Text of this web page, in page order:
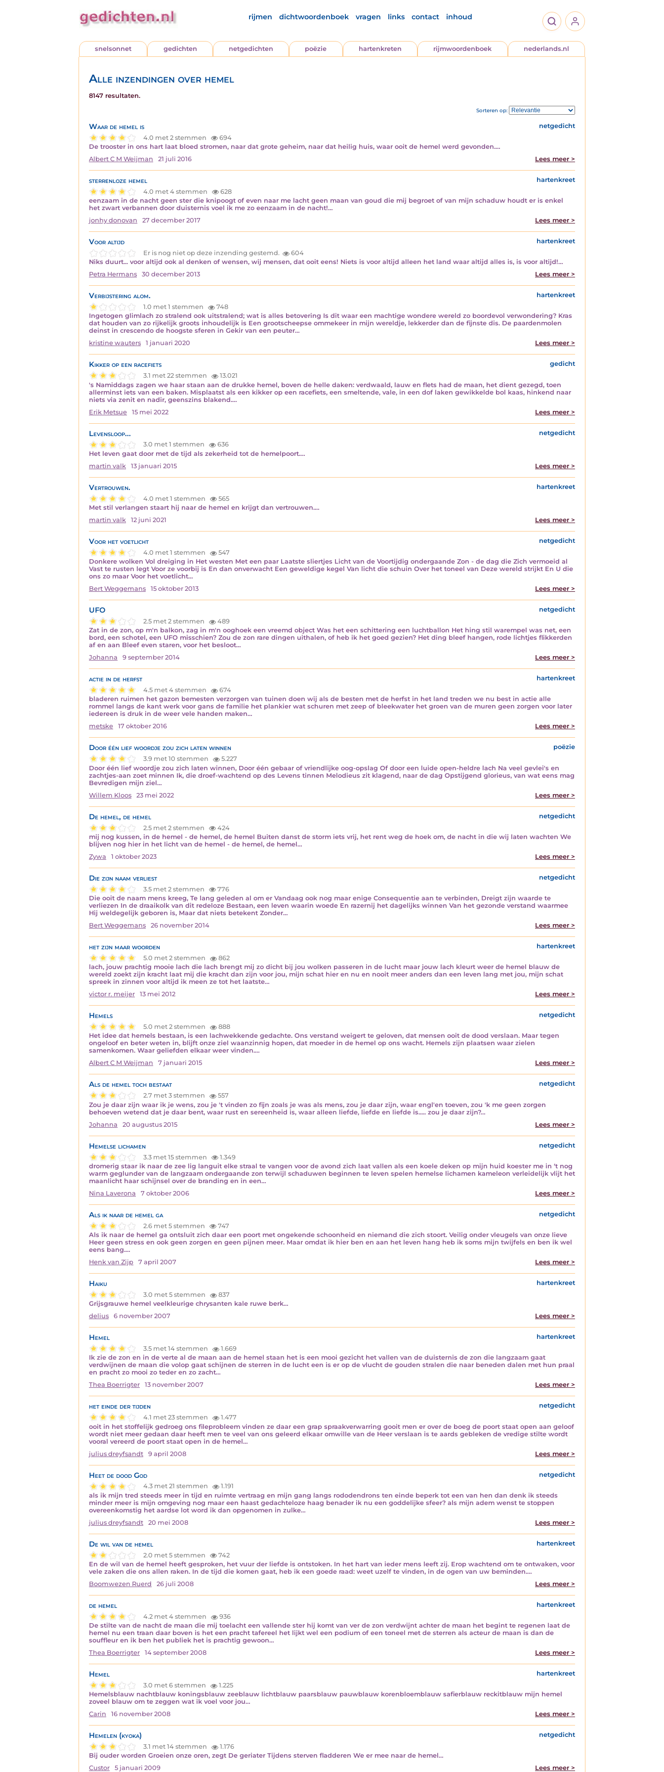
rijmen dichtwoordenboek vragen links contact inhoud
snelsonnet gedichten netgedichten poëzie hartenkreten rijmwoordenboek nederlands.nl
Alle inzendingen over hemel
8147 resultaten.
Sorteren op:
Waar de hemel is
netgedicht
4.0 met 2 stemmen
694
De trooster in ons hart laat bloed stromen, naar dat grote geheim, naar dat heilig huis, waar ooit de hemel werd gevonden.…
Albert C M Weijman
21 juli 2016 Lees meer >
sterrenloze hemel
hartenkreet
4.0 met 4 stemmen
628
eenzaam in de nacht geen ster die knipoogt of even naar me lacht geen maan van goud die mij begroet of van mijn schaduw houdt er is enkel
het zwart verbannen door duisternis voel ik me zo eenzaam in de nacht!…
jonhy donovan
27 december 2017 Lees meer >
Voor altijd
hartenkreet
Er is nog niet op deze inzending gestemd.
604
Niks duurt... voor altijd ook al denken of wensen, wij mensen, dat ooit eens! Niets is voor altijd alleen het land waar altijd alles is, is voor altijd!…
Petra Hermans
30 december 2013 Lees meer >
Verbijstering alom.
hartenkreet
1.0 met 1 stemmen
748
Ingetogen glimlach zo stralend ook uitstralend; wat is alles betovering Is dit waar een machtige wondere wereld zo boordevol verwondering? Kras
dat houden van zo rijkelijk groots inhoudelijk is Een grootscheepse ommekeer in mijn wereldje, lekkerder dan de fijnste dis. De paardenmolen
deinst in crescendo de hoogste sferen in Gekir van een peuter…
kristine wauters
1 januari 2020 Lees meer >
Kikker op een racefiets
gedicht
3.1 met 22 stemmen
13.021
's Namiddags zagen we haar staan aan de drukke hemel, boven de helle daken: verdwaald, lauw en flets had de maan, het dient gezegd, toen
allerminst iets van een baken. Misplaatst als een kikker op een racefiets, een smeltende, vale, in een dof laken gewikkelde bol kaas, hinkend naar
niets via zenit en nadir, geenszins blakend.…
Erik Metsue
15 mei 2022 Lees meer >
Levensloop...
netgedicht
3.0 met 1 stemmen
636
Het leven gaat door met de tijd als zekerheid tot de hemelpoort.…
martin valk
13 januari 2015 Lees meer >
Vertrouwen.
hartenkreet
4.0 met 1 stemmen
565
Met stil verlangen staart hij naar de hemel en krijgt dan vertrouwen.…
martin valk
12 juni 2021 Lees meer >
Voor het voetlicht
netgedicht
4.0 met 1 stemmen
547
Donkere wolken Vol dreiging in Het westen Met een paar Laatste sliertjes Licht van de Voortijdig ondergaande Zon - de dag die Zich vermoeid al
Vast te rusten legt Voor ze voorbij is En dan onverwacht Een geweldige kegel Van licht die schuin Over het toneel van Deze wereld strijkt En U die
ons zo maar Voor het voetlicht…
Bert Weggemans
15 oktober 2013 Lees meer >
UFO
netgedicht
2.5 met 2 stemmen
489
Zat in de zon, op m'n balkon, zag in m'n ooghoek een vreemd object Was het een schittering een luchtballon Het hing stil warempel was net, een
bord, een schotel, een UFO misschien? Zou de zon rare dingen uithalen, of heb ik het goed gezien? Het ding bleef hangen, rode lichtjes flikkerden
af en aan Bleef even staren, voor het besloot…
Johanna
9 september 2014 Lees meer >
actie in de herfst
hartenkreet
4.5 met 4 stemmen
674
bladeren ruimen het gazon bemesten verzorgen van tuinen doen wij als de besten met de herfst in het land treden we nu best in actie alle
rommel langs de kant werk voor gans de familie het plankier wat schuren met zeep of bleekwater het groen van de muren geen zorgen voor later
iedereen is druk in de weer vele handen maken…
metske
17 oktober 2016 Lees meer >
Door één lief woordje zou zich laten winnen
poëzie
3.9 met 10 stemmen
5.227
Door één lief woordje zou zich laten winnen, Door één gebaar of vriendlijke oog-opslag Of door een luide open-heldre lach Na veel gevlei's en
zachtjes-aan zoet minnen Ik, die droef-wachtend op des Levens tinnen Melodieus zit klagend, naar de dag Opstijgend glorieus, van wat eens mag
Bevredigen mijn ziel…
Willem Kloos
23 mei 2022 Lees meer >
De hemel, de hemel
netgedicht
2.5 met 2 stemmen
424
mij nog kussen, in de hemel - de hemel, de hemel Buiten danst de storm iets vrij, het rent weg de hoek om, de nacht in die wij laten wachten We
blijven nog hier in het licht van de hemel - de hemel, de hemel…
Zywa
1 oktober 2023 Lees meer >
Die zijn naam verliest
netgedicht
3.5 met 2 stemmen
776
Die ooit de naam mens kreeg, Te lang geleden al om er Vandaag ook nog maar enige Consequentie aan te verbinden, Dreigt zijn waarde te
verliezen In de draaikolk van dit redeloze Bestaan, een leven waarin woede En razernij het dagelijks winnen Van het gezonde verstand waarmee
Hij weldegelijk geboren is, Maar dat niets betekent Zonder…
Bert Weggemans
26 november 2014 Lees meer >
het zijn maar woorden
hartenkreet
5.0 met 2 stemmen
862
lach, jouw prachtig mooie lach die lach brengt mij zo dicht bij jou wolken passeren in de lucht maar jouw lach kleurt weer de hemel blauw de
wereld zoekt zijn kracht laat mij die kracht dan zijn voor jou, mijn schat hier en nu en nooit meer anders dan een leven lang met jou, mijn schat
spreek in zinnen voor altijd ik meen ze tot het laatste…
victor r. meijer
13 mei 2012 Lees meer >
Hemels
netgedicht
5.0 met 2 stemmen
888
Het idee dat hemels bestaan, is een lachwekkende gedachte. Ons verstand weigert te geloven, dat mensen ooit de dood verslaan. Maar tegen
ongeloof en beter weten in, blijft onze ziel waanzinnig hopen, dat moeder in de hemel op ons wacht. Hemels zijn plaatsen waar zielen
samenkomen. Waar geliefden elkaar weer vinden.…
Albert C M Weijman
7 januari 2015 Lees meer >
Als de hemel toch bestaat
netgedicht
2.7 met 3 stemmen
557
Zou je daar zijn waar ik je wens, zou je 't vinden zo fijn zoals je was als mens, zou je daar zijn, waar engl'en toeven, zou 'k me geen zorgen
behoeven wetend dat je daar bent, waar rust en sereenheid is, waar alleen liefde, liefde en liefde is..... zou je daar zijn?…
Johanna
20 augustus 2015 Lees meer >
Hemelse lichamen
netgedicht
3.3 met 15 stemmen
1.349
dromerig staar ik naar de zee lig languit elke straal te vangen voor de avond zich laat vallen als een koele deken op mijn huid koester me in ‘t nog
warm geglunder van de langzaam ondergaande zon terwijl schaduwen beginnen te leven spelen hemelse lichamen kameleon verleidelijk vlijt het
maanlicht haar schijnsel over de branding en in een…
Nina Laverona
7 oktober 2006 Lees meer >
Als ik naar de hemel ga
netgedicht
2.6 met 5 stemmen
747
Als ik naar de hemel ga ontsluit zich daar een poort met ongekende schoonheid en niemand die zich stoort. Veilig onder vleugels van onze lieve
Heer geen stress en ook geen zorgen en geen pijnen meer. Maar omdat ik hier ben en aan het leven hang heb ik soms mijn twijfels en ben ik wel
eens bang.…
Henk van Zijp
7 april 2007 Lees meer >
Haiku
hartenkreet
3.0 met 5 stemmen
837
Grijsgrauwe hemel veelkleurige chrysanten kale ruwe berk…
delius
6 november 2007 Lees meer >
Hemel
hartenkreet
3.5 met 14 stemmen
1.669
Ik zie de zon en in de verte al de maan aan de hemel staan het is een mooi gezicht het vallen van de duisternis de zon die langzaam gaat
verdwijnen de maan die volop gaat schijnen de sterren in de lucht een is er op de vlucht de gouden stralen die naar beneden dalen met hun praal
en pracht zo mooi zo teder en zo zacht…
Thea Boerrigter
13 november 2007 Lees meer >
het einde der tijden
netgedicht
4.1 met 23 stemmen
1.477
ooit in het stoffelijk gedroeg ons fileprobleem vinden ze daar een grap spraakverwarring gooit men er over de boeg de poort staat open aan geloof
wordt niet meer gedaan daar heeft men te veel van ons geleerd elkaar omwille van de Heer verslaan is te aards gebleken de vredige stilte wordt
vooral vereerd de poort staat open in de hemel…
julius dreyfsandt
9 april 2008 Lees meer >
Heet de dood God
netgedicht
4.3 met 21 stemmen
1.191
als ik mijn tred steeds meer in tijd en ruimte vertraag en mijn gang langs rododendrons ten einde beperk tot een van hen dan denk ik steeds
minder meer is mijn omgeving nog maar een haast gedachteloze haag benader ik nu een goddelijke sfeer? als mijn adem wenst te stoppen
overeenkomstig het aardse lot word ik dan opgenomen in zulke…
julius dreyfsandt
20 mei 2008 Lees meer >
De wil van de hemel
hartenkreet
2.0 met 5 stemmen
742
En de wil van de hemel heeft gesproken, het vuur der liefde is ontstoken. In het hart van ieder mens leeft zij. Erop wachtend om te ontwaken, voor
vele zaken die ons allen raken. In de tijd die komen gaat, heb ik een goede raad: weet uzelf te vinden, in de ogen van uw beminden.…
Boomwezen Ruerd
26 juli 2008 Lees meer >
de hemel
hartenkreet
4.2 met 4 stemmen
936
De stilte van de nacht de maan die mij toelacht een vallende ster hij komt van ver de zon verdwijnt achter de maan het begint te regenen laat de
hemel nu een traan daar boven is het een pracht tafereel het lijkt wel een podium of een toneel met de sterren als acteur de maan is dan de
souffleur en ik ben het publiek het is prachtig gewoon…
Thea Boerrigter
14 september 2008 Lees meer >
Hemel
hartenkreet
3.0 met 6 stemmen
1.225
Hemelsblauw nachtblauw koningsblauw zeeblauw lichtblauw paarsblauw pauwblauw korenbloemblauw safierblauw reckitblauw mijn hemel
zoveel blauw om te zeggen wat ik voel voor jou…
Carin
16 november 2008 Lees meer >
Hemelen (kyoka)
netgedicht
3.1 met 14 stemmen
1.176
Bij ouder worden Groeien onze oren, zegt De geriater Tijdens sterven fladderen We er mee naar de hemel…
Custor
5 januari 2009 Lees meer >